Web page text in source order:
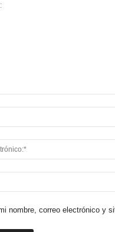
nombre, correo electrónico y